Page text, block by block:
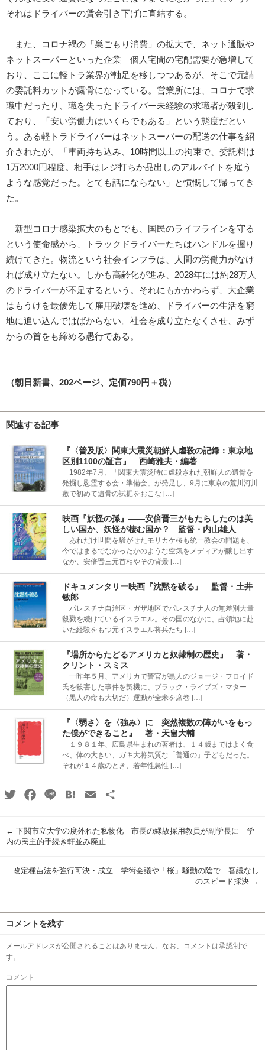
それはドライバーの賃金引き下げに直結する。
また、コロナ禍の「巣ごもり消費」の拡大で、ネット通販や
ネットスーパーといった企業―個人宅間の宅配需要が急増して
おり、ここに軽トラ業界が軸足を移しつつあるが、そこで元請
の委託料カットが露骨になっている。営業所には、コロナで求
職中だったり、職を失ったドライバー未経験の求職者が殺到し
ており、「安い労働力はいくらでもある」という態度だとい
う。ある軽トラドライバーはネットスーパーの配送の仕事を紹
介されたが、「車両持ち込み、10時間以上の拘束で、委託料は
1万2000円程度。相手はレジ打ちか品出しのアルバイトを雇う
ような感覚だった。とても話にならない」と憤慨して帰ってき
た。
新型コロナ感染拡大のもとでも、国民のライフラインを守る
という使命感から、トラックドライバーたちはハンドルを握り
続けてきた。物流という社会インフラは、人間の労働力がなけ
れば成り立たない。しかも高齢化が進み、2028年には約28万人
のドライバーが不足するという。それにもかかわらず、大企業
はもうけを最優先して雇用破壊を進め、ドライバーの生活を窮
地に追い込んではばからない。社会を成り立たなくさせ、みず
からの首をも締める愚行である。
（朝日新書、202ページ、定価790円＋税）
関連する記事
『〈普及版〉関東大震災朝鮮人虐殺の記録：東京地
区別1100の証言』 西崎雅夫・編著
1982年7月、「関東大震災時に虐殺された朝鮮人の遺骨を
発掘し慰霊する会・準備会」が発足し、9月に東京の荒川河川
敷で初めて遺骨の試掘をおこな […]
映画『妖怪の孫』――安倍晋三がもたらしたのは美
しい国か、妖怪が棲む国か？ 監督・内山雄人
あれだけ世間を騒がせたモリカケ桜も統一教会の問題も、
今ではまるでなかったかのような空気をメディアが醸し出す
なか、安倍晋三元首相やその背景 […]
ドキュメンタリー映画『沈黙を破る』 監督・土井
敏郎
パレスチナ自治区・ガザ地区でパレスチナ人の無差別大量
殺戮を続けているイスラエル。その国のなかに、占領地に赴
いた経験をもつ元イスラエル将兵たち […]
『場所からたどるアメリカと奴隷制の歴史』 著・
クリント・スミス
一昨年５月、アメリカで警官が黒人のジョージ・フロイド
氏を殺害した事件を契機に、ブラック・ライブズ・マター
（黒人の命も大切だ）運動が全米を席巻 […]
『〈弱さ〉を〈強み〉に 突然複数の障がいをもっ
た僕ができること』 著・天畠大輔
１９８１年、広島県生まれの著者は、１４歳まではよく食
べ、体の大きい、ガキ大将気質な「普通の」子どもだった。
それが１４歳のとき、若年性急性 […]
TwitterFacebook
Line HatenaEmail
←
下関市立大学の度外れた私物化 市長の縁故採用教員が副学長に 学
内の民主的手続き軒並み廃止
改定種苗法を強行可決・成立 学術会議や「桜」騒動の陰で 審議なし
のスピード採決 →
コメントを残す
メールアドレスが公開されることはありません。なお、コメントは承認制で
す。
コメント